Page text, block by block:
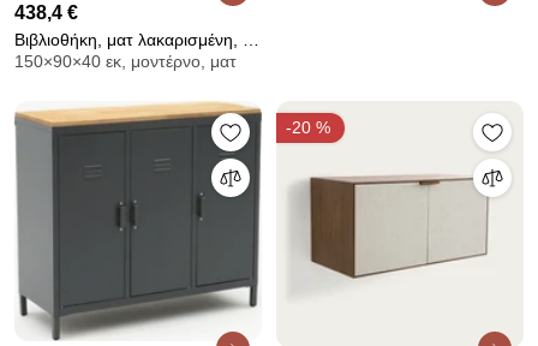
438,4 €
Βιβλιοθήκη, ματ λακαρισμένη, 2
πόρτες, 3 ράφια, PICKITO
150×90×40 εκ, μοντέρνο, ματ
-20 %